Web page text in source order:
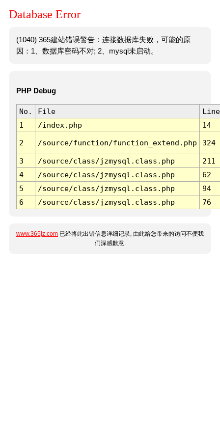
Database Error
(1040) 365建站错误警告：连接数据库失败，可能的原
因：1、数据库密码不对; 2、mysql未启动。
PHP Debug
No. File
Line
1
/index.php 14
2 /source/function/function_extend.php 324
3 /source/class/jzmysql.class.php
211
4
/source/class/jzmysql.class.php
62
5
/source/class/jzmysql.class.php
94
6
/source/class/jzmysql.class.php 76
www.365jz.com 已经将此出错信息详细记录, 由此给您带来的访问不便我
们深感歉意.